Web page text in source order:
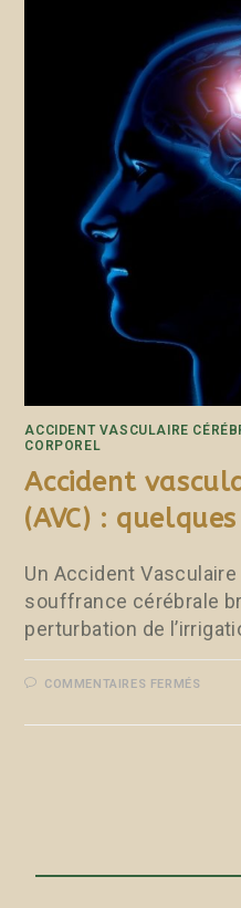
ACCIDENT VASCULAIRE
CORPOREL
Accident
(AVC) :
Un Accident
souffrance cérébrale
perturbation de
COMMENTAIRES FERMÉS